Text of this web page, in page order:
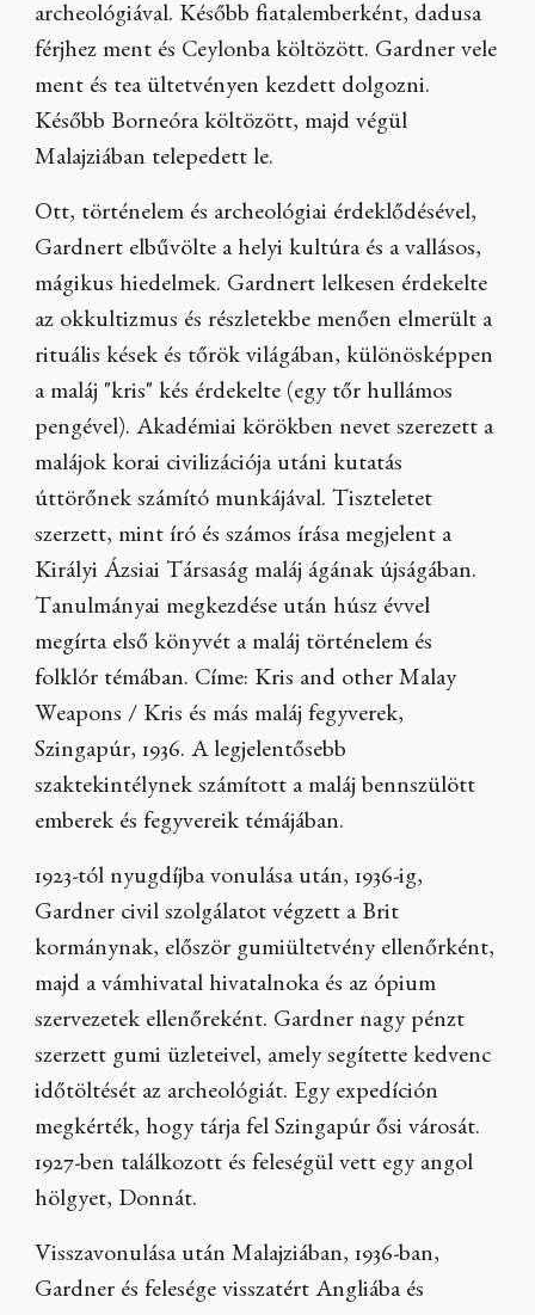
archeológiával. Később fiatalemberként, dadusa
férjhez ment és Ceylonba költözött. Gardner vele
ment és tea ültetvényen kezdett dolgozni.
Később Borneóra költözött, majd végül
Malajziában telepedett le.
Ott, történelem és archeológiai érdeklődésével,
Gardnert elbűvölte a helyi kultúra és a vallásos,
mágikus hiedelmek. Gardnert lelkesen érdekelte
az okkultizmus és részletekbe menően elmerült a
rituális kések és tőrök világában, különösképpen
a maláj "kris" kés érdekelte (egy tőr hullámos
pengével). Akadémiai körökben nevet szerezett a
malájok korai civilizációja utáni kutatás
úttörőnek számító munkájával. Tiszteletet
szerzett, mint író és számos írása megjelent a
Királyi Ázsiai Társaság maláj ágának újságában.
Tanulmányai megkezdése után húsz évvel
megírta első könyvét a maláj történelem és
folklór témában. Címe: Kris and other Malay
Weapons / Kris és más maláj fegyverek,
Szingapúr, 1936. A legjelentősebb
szaktekintélynek számított a maláj bennszülött
emberek és fegyvereik témájában.
1923-tól nyugdíjba vonulása után, 1936-ig,
Gardner civil szolgálatot végzett a Brit
kormánynak, először gumiültetvény ellenőrként,
majd a vámhivatal hivatalnoka és az ópium
szervezetek ellenőreként. Gardner nagy pénzt
szerzett gumi üzleteivel, amely segítette kedvenc
időtöltését az archeológiát. Egy expedíción
megkérték, hogy tárja fel Szingapúr ősi városát.
1927-ben találkozott és feleségül vett egy angol
hölgyet, Donnát.
Visszavonulása után Malajziában, 1936-ban,
Gardner és felesége visszatért Angliába és